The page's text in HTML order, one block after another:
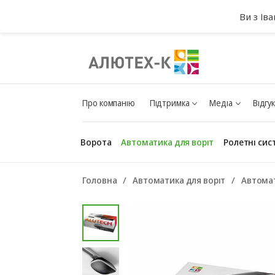
Про компанію Підтримка Медіа
Ворота Автоматика для воріт Ролетні
Головна Автоматика для воріт
Ви з